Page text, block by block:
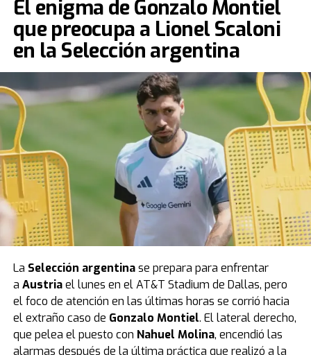
El enigma de Gonzalo Montiel
que preocupa a Lionel Scaloni
en la Selección argentina
La Selección argentinase prepara para enfrentar
a Austriael lunes en el AT&T Stadium de Dallas, pero
el foco de atención en las últimas horas se corrió hacia
el extraño caso de Gonzalo Montiel. El lateral derecho,
que pelea el puesto con Nahuel Molina, encendió las
alarmas después de la última práctica que realizó a la